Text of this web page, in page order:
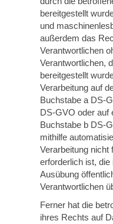
bereitgestellt
und
außerdem das
Verantwortlichen
Verantwortlichen,
bereitgestellt
Verarbeitung auf
Buchstabe a DS-
DS-GVO oder auf
Buchstabe b DS-
mithilfe
Verarbeitung nicht
erforderlich ist,
Ausübung
Verantwortlichen
Ferner hat die
ihres Rechts auf